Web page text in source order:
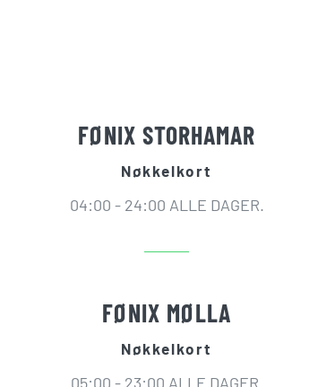
FØNIX STORHAMAR
Nøkkelkort
04:00 - 24:00 ALLE DAGER.
FØNIX MØLLA
Nøkkelkort
05:00 - 23:00 ALLE DAGER.